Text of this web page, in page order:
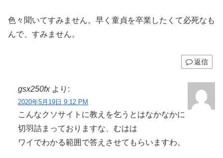
色々聞いてすみません。早く童貞を卒業したくて必死なも
んで、すみません。
返信
gsx250fx より:
2020年5月19日 9:12 PM
こんなクソサイトに教えを乞うとはなかなかに
切羽詰まっておりますな、むはは
ワイでわかる範囲で答えさせてもらいますわ。